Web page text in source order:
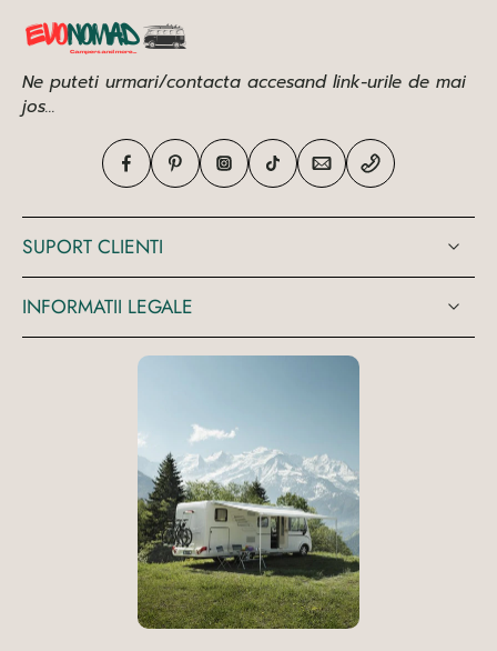
Ne puteti urmari/contacta accesand link-urile de mai
jos...
SUPORT CLIENTI
INFORMATII LEGALE